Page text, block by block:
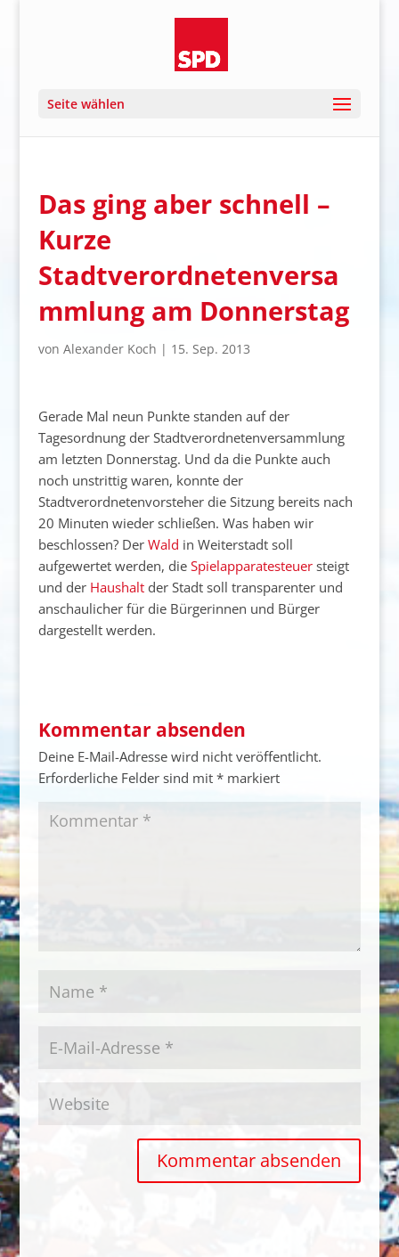
Seite wählen
Das ging aber schnell –
Kurze
Stadtverordnetenversa
mmlung am Donnerstag
von Alexander Koch | 15. Sep. 2013
Gerade Mal neun Punkte standen auf der
Tagesordnung der Stadtverordnetenversammlung
am letzten Donnerstag. Und da die Punkte auch
noch unstrittig waren, konnte der
Stadtverordnetenvorsteher die Sitzung bereits nach
20 Minuten wieder schließen. Was haben wir
beschlossen? Der Wald in Weiterstadt soll
aufgewertet werden, die Spielapparatesteuer steigt
und der Haushalt der Stadt soll transparenter und
anschaulicher für die Bürgerinnen und Bürger
dargestellt werden.
Kommentar absenden
Deine E-Mail-Adresse wird nicht veröffentlicht.
Erforderliche Felder sind mit *markiert